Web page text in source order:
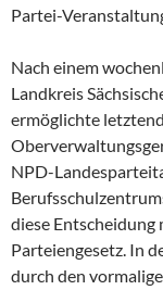
Partei-
Nach einem
Landkreis
ermöglichte
NPD-
diese
Parteiengesetz. In
durch den